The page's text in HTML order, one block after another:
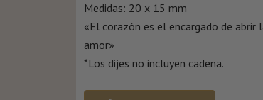
Medidas: 20 x 15 mm
«El corazón es el encargado de
amor»
*Los dijes no incluyen cadena.